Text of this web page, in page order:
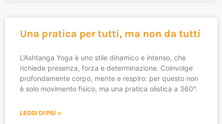
Una pratica per tutti, ma non da tutti
L’Ashtanga Yoga è uno stile dinamico e intenso, che
richiede presenza, forza e determinazione. Coinvolge
profondamente corpo, mente e respiro: per questo non
è solo movimento fisico, ma una pratica olistica a 360°.
LEGGI DI PIÙ »